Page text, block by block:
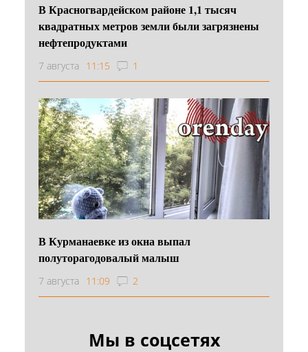
В Красногвардейском районе 1,1 тысяч
квадратных метров земли были загрязнены
нефтепродуктами
7 августа 11:15 1
В Курманаевке из окна выпал
полуторагодовалый малыш
7 августа 11:09 2
Мы в соцсетях